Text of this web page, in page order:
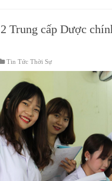
Trung cấp Dược
Tin Tức Thời Sự